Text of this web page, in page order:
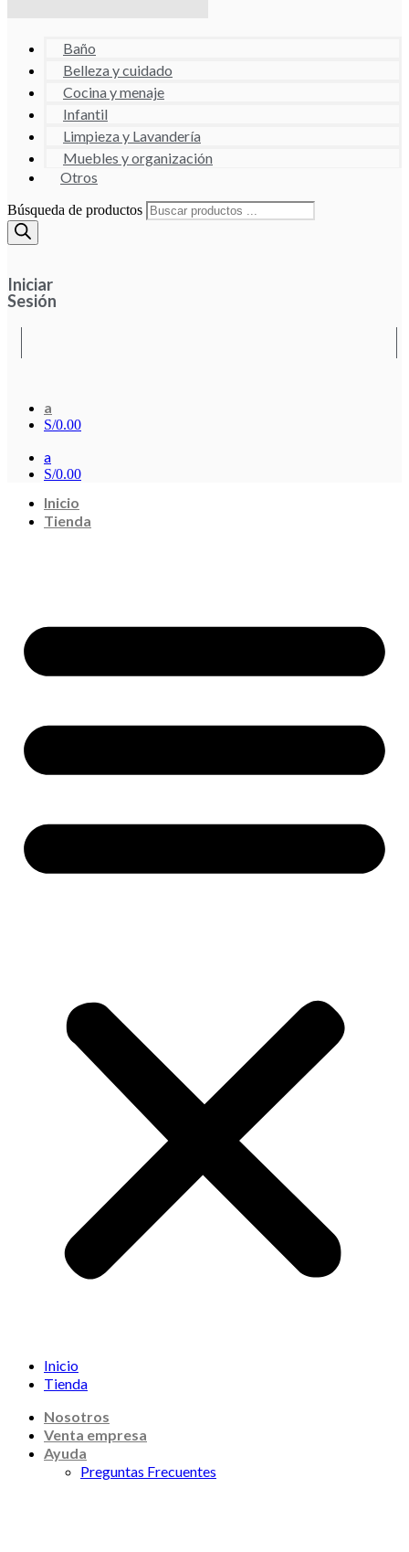
Baño
Belleza y cuidado
Cocina y menaje
Infantil
Limpieza y Lavandería
Muebles y organización
Otros
Búsqueda de productos
Iniciar
Sesión
a
S/0.00
a
S/0.00
Inicio
Tienda
Inicio
Tienda
Nosotros
Venta empresa
Ayuda
Preguntas Frecuentes